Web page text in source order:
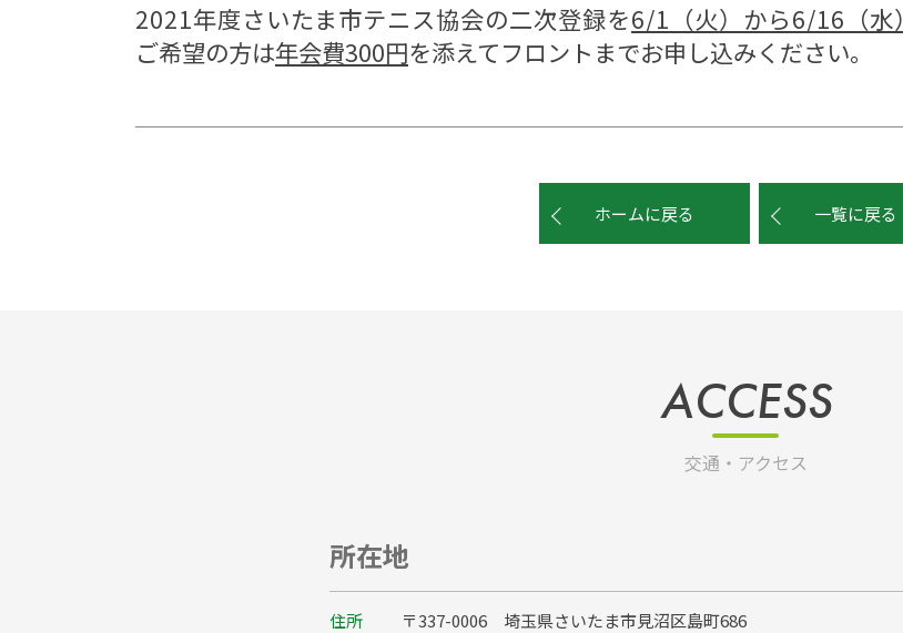
2021年度さいたま市テニス協会の二次登録を6/1（火）から6/16（水）
ご希望の方は年会費300円を添えてフロントまでお申し込みください。
ホームに戻る 一覧に戻る
ACCESS
交通・アクセス
所在地
住所 〒337-0006 埼玉県さいたま市見沼区島町686